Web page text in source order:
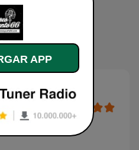
en vivo
APP